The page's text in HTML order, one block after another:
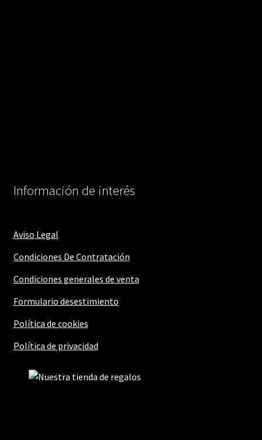
Información de interés
Aviso Legal
Condiciones De Contratación
Condiciones generales de venta
Formulario desestimiento
Política de cookies
Política de privacidad